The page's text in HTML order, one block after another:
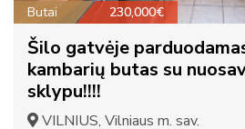
Butai 230,000€
Šilo gatvėje
kambarių butas su
sklypu!!!!
VILNIUS, Vilniaus m. sav.